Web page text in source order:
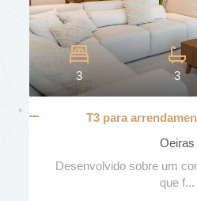
ÁREA (MT2)
PISO
MAIS
3 3
T3 para
Oeiras
Desenvolvido sobre um
que f...